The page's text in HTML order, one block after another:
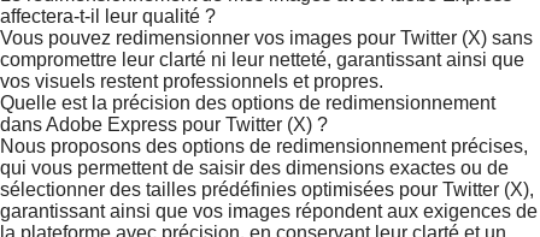
affectera-t-il leur qualité ?
Vous pouvez redimensionner vos images pour Twitter (X) sans
compromettre leur clarté ni leur netteté, garantissant ainsi que
vos visuels restent professionnels et propres.
Quelle est la précision des options de redimensionnement
dans Adobe Express pour Twitter (X) ?
Nous proposons des options de redimensionnement précises,
qui vous permettent de saisir des dimensions exactes ou de
sélectionner des tailles prédéfinies optimisées pour Twitter (X),
garantissant ainsi que vos images répondent aux exigences de
la plateforme avec précision, en conservant leur clarté et un